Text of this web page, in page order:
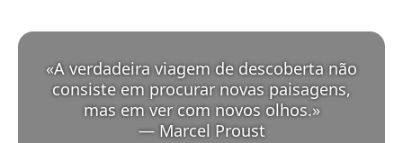
«A verdadeira viagem de descoberta não
consiste em procurar novas paisagens,
mas em ver com novos olhos. »
— Marcel Proust